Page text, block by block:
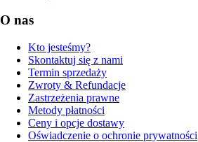
O nas
Kto jesteśmy?
Skontaktuj się z nami
Termin sprzedaży
Zwroty & Refundacje
Zastrzeżenia prawne
Metody płatności
Ceny i opcje dostawy
Oświadczenie o ochronie prywatności